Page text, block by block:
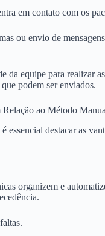
em contato com os
ou envio de
da equipe para realizar
podem ser enviados.
Relação ao Método
é essencial destacar as
organizem e